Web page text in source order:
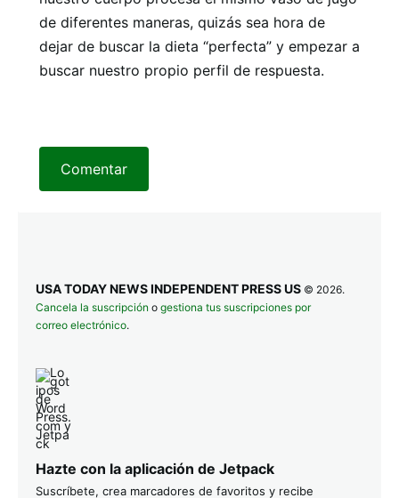
de diferentes maneras, quizás sea hora de
dejar de buscar la dieta “perfecta” y empezar a
buscar nuestro propio perfil de respuesta.
Comentar
USA TODAY NEWS INDEPENDENT PRESS US © 2026.
Cancela la suscripción o gestiona tus suscripciones por
correo electrónico.
Hazte con la aplicación de Jetpack
Suscríbete, crea marcadores de favoritos y recibe